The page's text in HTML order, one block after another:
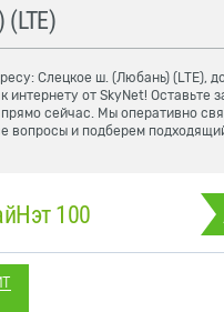
Слецкое ш. (Любань) (LTE),
интернету от SkyNet! Оставьте
сейчас. Мы оперативно
вопросы и подберем
100